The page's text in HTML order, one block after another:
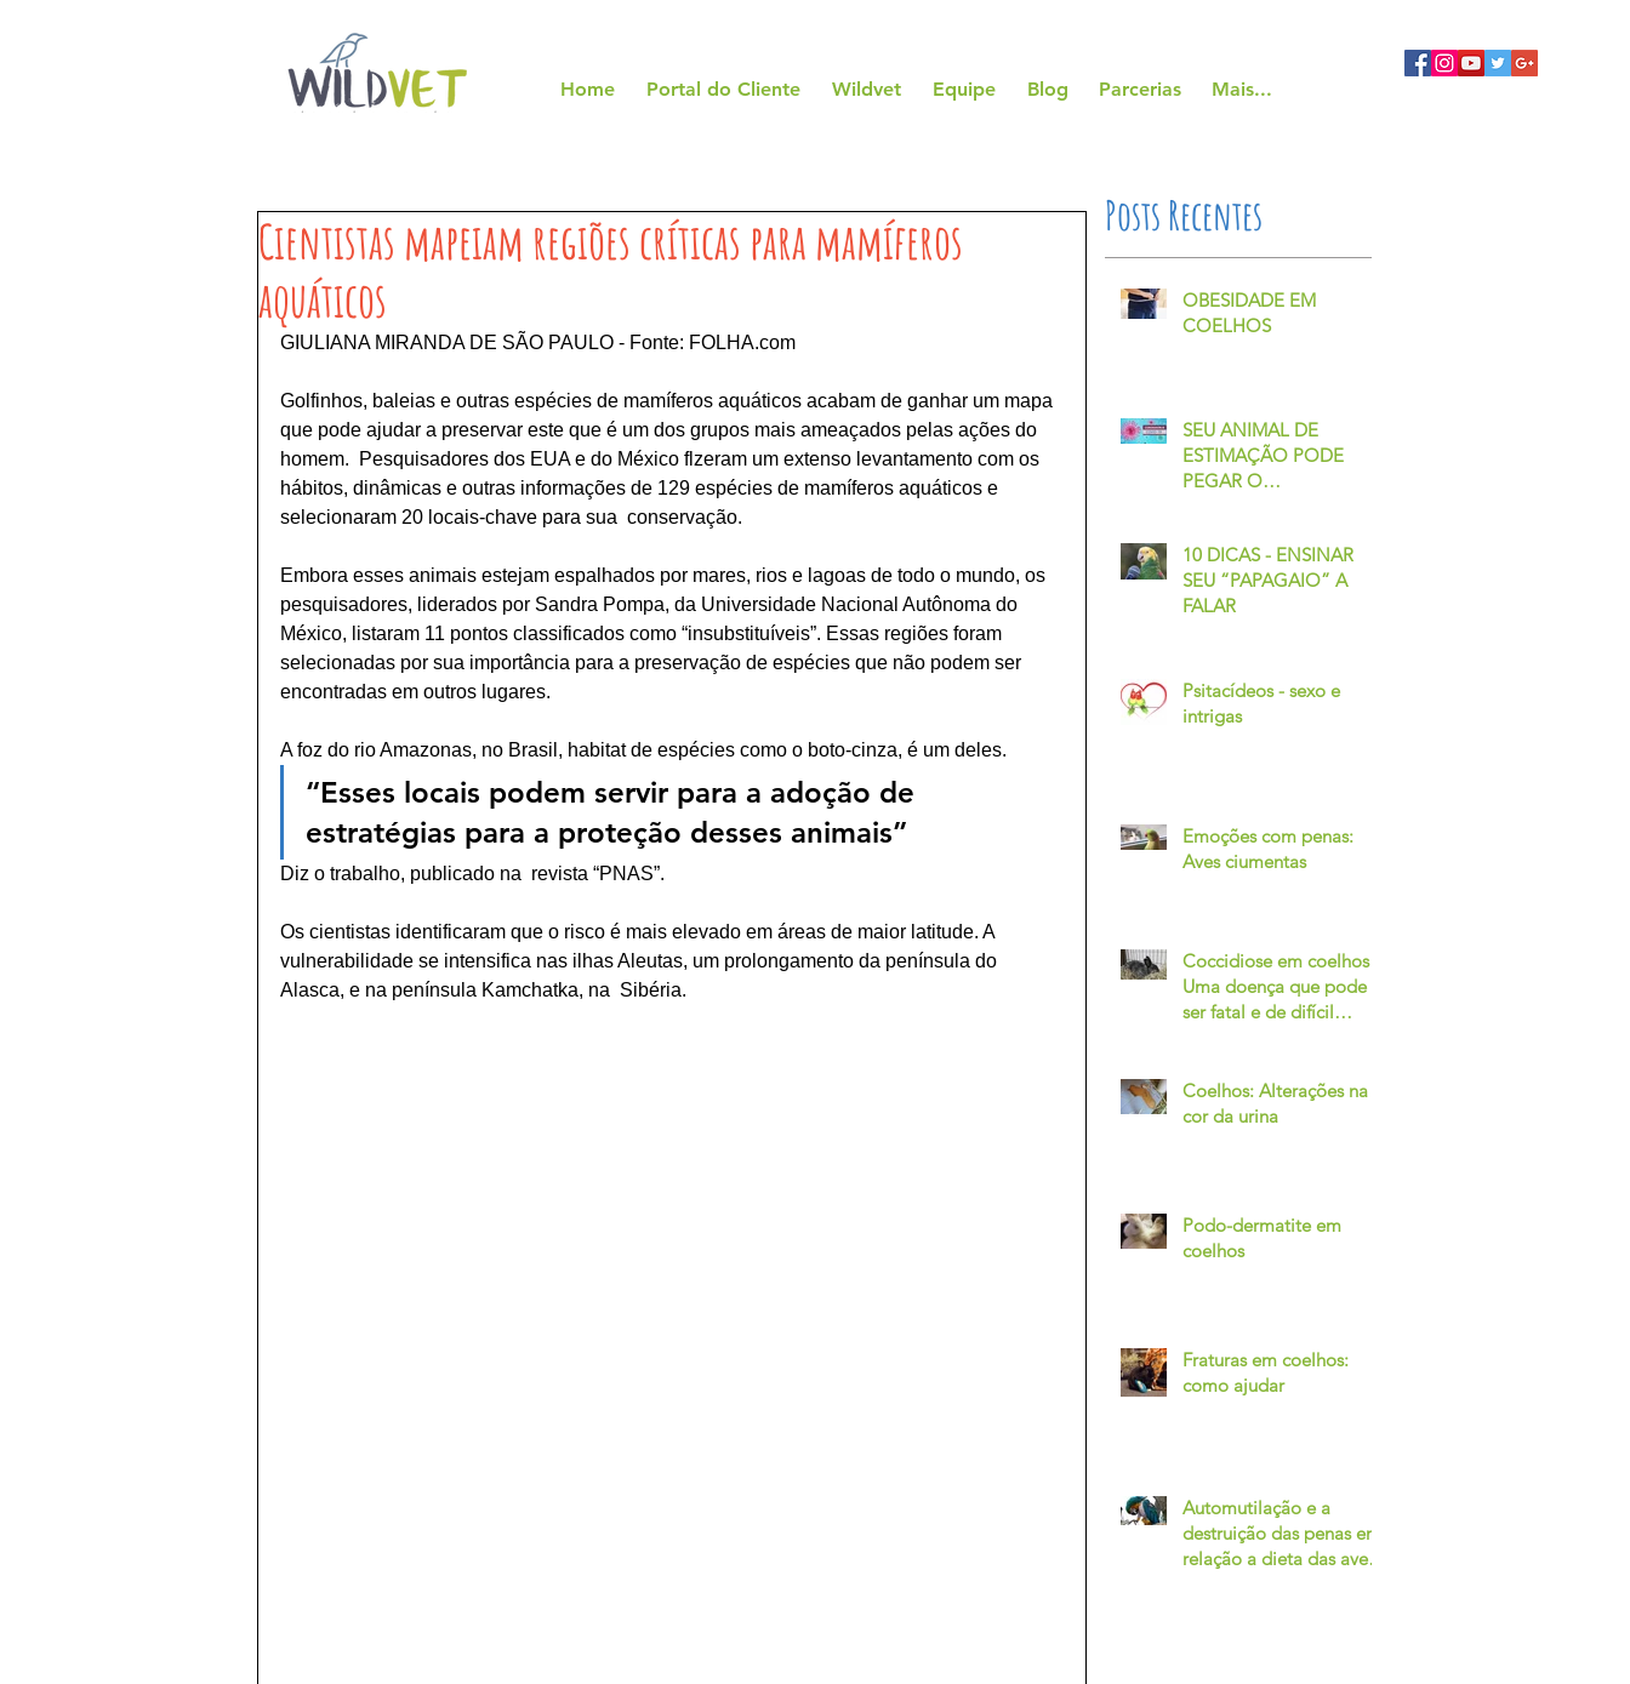
Home Portal do Cliente Wildvet Equipe Blog Parcerias Mais...
Cientistas mapeiam regiões críticas para mamíferos
aquáticos
GIULIANA MIRANDA DE SÃO PAULO - Fonte: FOLHA.com
Golfinhos, baleias e outras espécies de mamíferos aquáticos acabam de ganhar um mapa
que pode ajudar a preservar este que é um dos grupos mais ameaçados pelas ações do
homem.  Pesquisadores dos EUA e do México flzeram um extenso levantamento com os
hábitos, dinâmicas e outras informações de 129 espécies de mamíferos aquáticos e
selecionaram 20 locais-chave para sua  conservação.
Embora esses animais estejam espalhados por mares, rios e lagoas de todo o mundo, os
pesquisadores, liderados por Sandra Pompa, da Universidade Nacional Autônoma do
México, listaram 11 pontos classificados como “insubstituíveis”. Essas regiões foram
selecionadas por sua importância para a preservação de espécies que não podem ser
encontradas em outros lugares.
A foz do rio Amazonas, no Brasil, habitat de espécies como o boto-cinza, é um deles.
“Esses locais podem servir para a adoção de
estratégias para a proteção desses animais”
Diz o trabalho, publicado na  revista “PNAS”.
Os cientistas identificaram que o risco é mais elevado em áreas de maior latitude. A
vulnerabilidade se intensifica nas ilhas Aleutas, um prolongamento da península do
Alasca, e na península Kamchatka, na  Sibéria.
Posts Recentes
OBESIDADE EM
COELHOS
SEU ANIMAL DE
ESTIMAÇÃO PODE
PEGAR O
10 DICAS - ENSINAR
SEU “PAPAGAIO” A
FALAR
Psitacídeos - sexo e
intrigas
Emoções com penas:
Aves ciumentas
Coccidiose em coelhos -
Uma doença que pode
ser fatal e de difícil
Coelhos: Alterações na
cor da urina
Podo-dermatite em
coelhos
Fraturas em coelhos:
como ajudar
Automutilação e a
destruição das penas em
relação a dieta das aves